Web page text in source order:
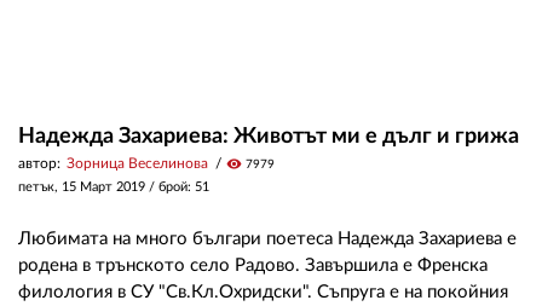
Надежда Захариева: Животът ми е дълг и грижа
автор: Зорница Веселинова visibility 7979
петък, 15 Март 2019 / брой: 51
Любимата на много българи поетеса Надежда Захариева е
родена в трънското село Радово. Завършила е Френска
филология в СУ "Св.Кл.Охридски". Съпруга е на покойния